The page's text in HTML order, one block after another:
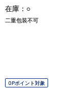
在庫：○
二重包装不可
OPポイント対象